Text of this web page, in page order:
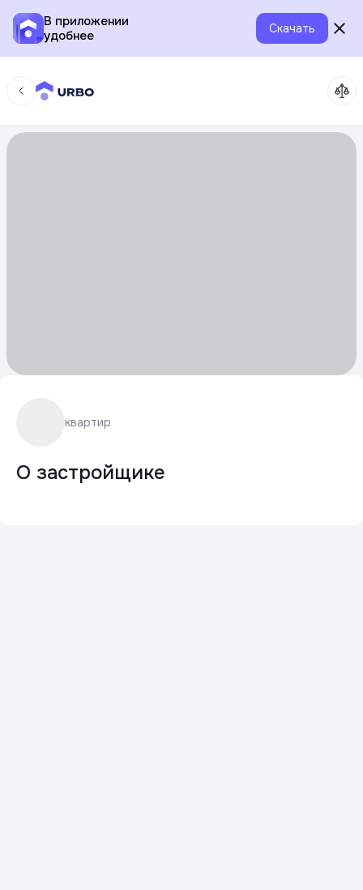
В приложении
удобнее
Скачать
квартир
О застройщике